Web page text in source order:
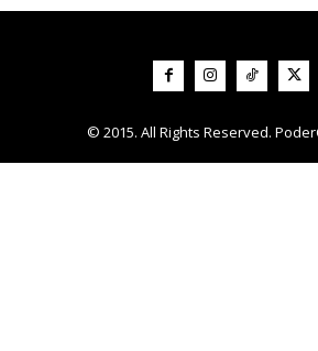
© 2015. All Rights Reserved.